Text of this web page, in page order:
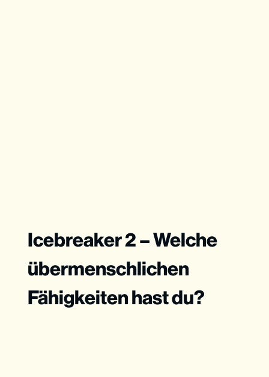
Icebreaker 2 – Welche
übermenschlichen
Fähigkeiten hast du?